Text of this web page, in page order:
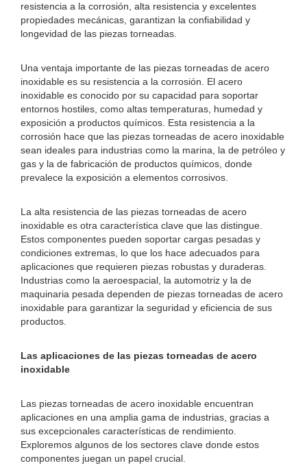
resistencia a la corrosión, alta resistencia y excelentes
propiedades mecánicas, garantizan la confiabilidad y
longevidad de las piezas torneadas.
Una ventaja importante de las piezas torneadas de acero
inoxidable es su resistencia a la corrosión. El acero
inoxidable es conocido por su capacidad para soportar
entornos hostiles, como altas temperaturas, humedad y
exposición a productos químicos. Esta resistencia a la
corrosión hace que las piezas torneadas de acero inoxidable
sean ideales para industrias como la marina, la de petróleo y
gas y la de fabricación de productos químicos, donde
prevalece la exposición a elementos corrosivos.
La alta resistencia de las piezas torneadas de acero
inoxidable es otra característica clave que las distingue.
Estos componentes pueden soportar cargas pesadas y
condiciones extremas, lo que los hace adecuados para
aplicaciones que requieren piezas robustas y duraderas.
Industrias como la aeroespacial, la automotriz y la de
maquinaria pesada dependen de piezas torneadas de acero
inoxidable para garantizar la seguridad y eficiencia de sus
productos.
Las aplicaciones de las piezas torneadas de acero
inoxidable
Las piezas torneadas de acero inoxidable encuentran
aplicaciones en una amplia gama de industrias, gracias a
sus excepcionales características de rendimiento.
Exploremos algunos de los sectores clave donde estos
componentes juegan un papel crucial.